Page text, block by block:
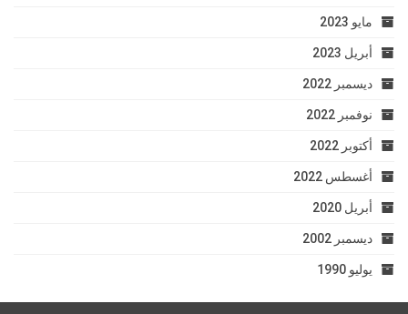
مايو 2023
أبريل 2023
ديسمبر 2022
نوفمبر 2022
أكتوبر 2022
أغسطس 2022
أبريل 2020
ديسمبر 2002
يوليو 1990